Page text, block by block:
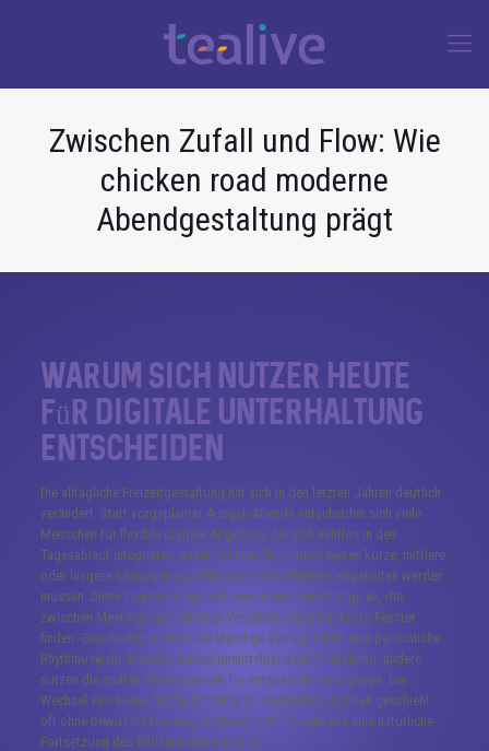
Zwischen Zufall und Flow: Wie
chicken road moderne
Abendgestaltung prägt
Warum sich Nutzer heute
für digitale Unterhaltung
entscheiden
Die alltägliche Freizeitgestaltung hat sich in den letzten Jahren deutlich
verändert. Statt vorgeplanter Ausgeh-Abende entscheiden sich viele
Menschen für flexible digitale Angebote, die sich nahtlos in den
Tagesablauf integrieren lassen. Online-Plattformen bieten kurze, mittlere
oder längere Sitzungen an, ohne dass feste Termine eingehalten werden
müssen. Diese Flexibilität spricht besonders Berufstätige an, die
zwischen Meetings und privaten Verpflichtungen nur kurze Fenster
finden. Gleichzeitig erlaubt die ständige Verfügbarkeit eine persönliche
Rhythmuswahl: Manche starten unmittelbar nach Feierabend, andere
nutzen die späten Abendstunden für entspannte Durchgänge. Der
Wechsel von Social-Media-Scrolling zu interaktiven Spielen geschieht
oft ohne bewusste Planung und fühlt sich für viele wie eine natürliche
Fortsetzung des Bildschirmkontakts an.